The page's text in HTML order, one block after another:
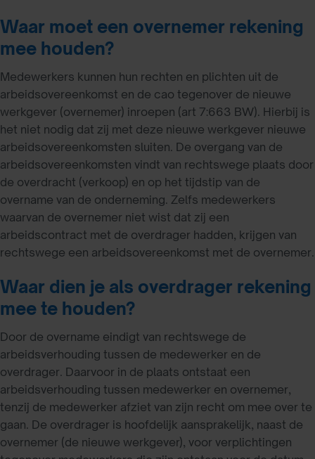
Waar moet een overnemer rekening
mee houden?
Medewerkers kunnen hun rechten en plichten uit de
arbeidsovereenkomst en de cao tegenover de nieuwe
werkgever (overnemer) inroepen (art 7:663 BW). Hierbij is
het niet nodig dat zij met deze nieuwe werkgever nieuwe
arbeidsovereenkomsten sluiten. De overgang van de
arbeidsovereenkomsten vindt van rechtswege plaats door
de overdracht (verkoop) en op het tijdstip van de
overname van de onderneming. Zelfs medewerkers
waarvan de overnemer niet wist dat zij een
arbeidscontract met de overdrager hadden, krijgen van
rechtswege een arbeidsovereenkomst met de overnemer.
Waar dien je als overdrager rekening
mee te houden?
Door de overname eindigt van rechtswege de
arbeidsverhouding tussen de medewerker en de
overdrager. Daarvoor in de plaats ontstaat een
arbeidsverhouding tussen medewerker en overnemer,
tenzij de medewerker afziet van zijn recht om mee over te
gaan. De overdrager is hoofdelijk aansprakelijk, naast de
overnemer (de nieuwe werkgever), voor verplichtingen